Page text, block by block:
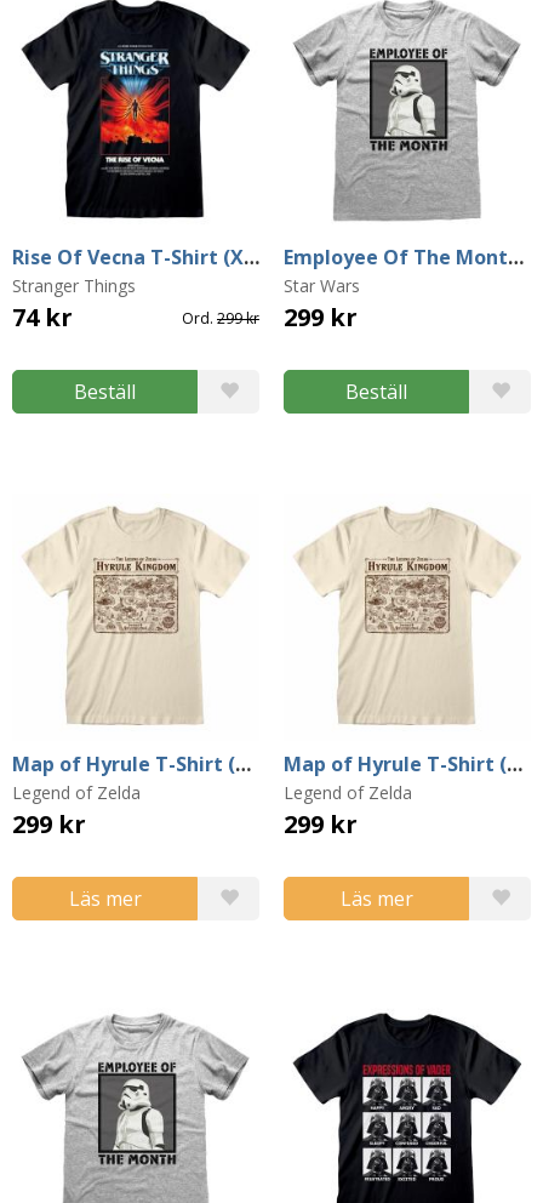
Rise Of Vecna T-Shirt (XX-Large)
Stranger Things
74 kr Ord. 299 kr
Beställ
Employee Of The Month T-Shirt (Medium)
Star Wars
299 kr
Beställ
Map of Hyrule T-Shirt (Small)
Legend of Zelda
299 kr
Läs mer
Map of Hyrule T-Shirt (Large)
Legend of Zelda
299 kr
Läs mer